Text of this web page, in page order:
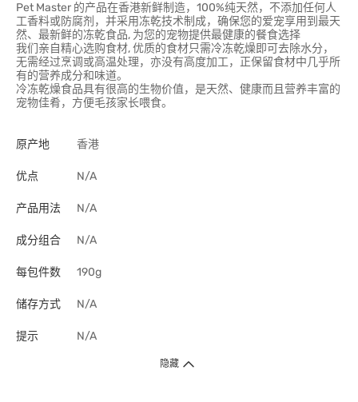
Pet Master 的产品在香港新鲜制造，100%纯天然，不添加任何人
工香料或防腐剂，并采用冻乾技术制成，确保您的爱宠享用到最天
然、最新鲜的冻乾食品, 为您的宠物提供最健康的餐食选择
我们亲自精心选购食材, 优质的食材只需冷冻乾燥即可去除水分，
无需经过烹调或高温处理，亦没有高度加工，正保留食材中几乎所
有的营养成分和味道。
冷冻乾燥食品具有很高的生物价值，是天然、健康而且营养丰富的
宠物佳肴，方便毛孩家长喂食。
原产地 香港
优点 N/A
产品用法 N/A
成分组合 N/A
每包件数 190g
储存方式 N/A
提示 N/A
隐藏